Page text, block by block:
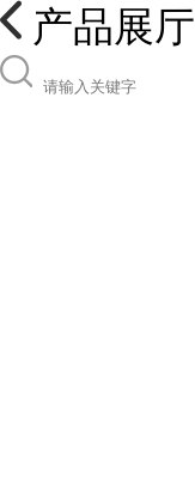
产品展厅